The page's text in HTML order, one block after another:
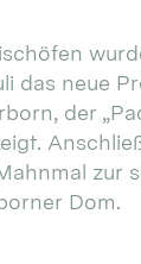
das neue
der
zur
Dom.